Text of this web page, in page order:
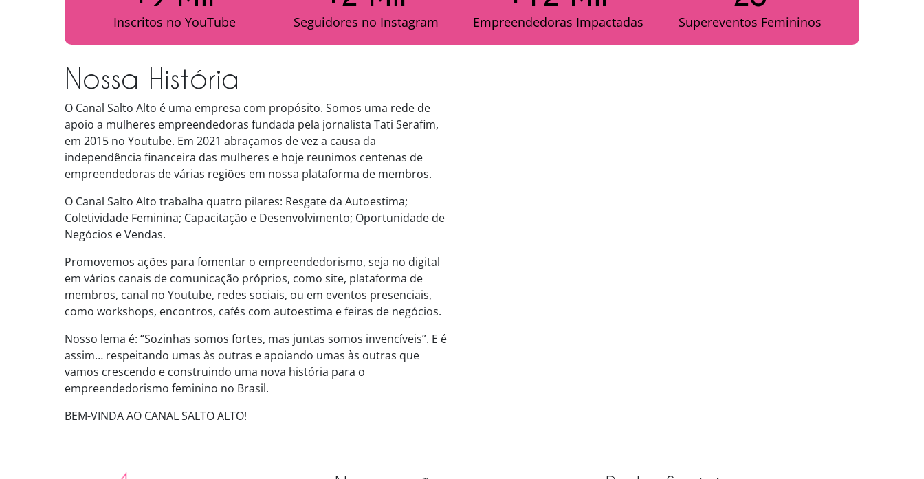
Inscritos no YouTube Seguidores no Instagram Empreendedoras Impactadas Supereventos Femininos
Nossa História
O Canal Salto Alto é uma empresa com propósito. Somos uma rede de
apoio a mulheres empreendedoras fundada pela jornalista Tati Serafim,
em 2015 no Youtube. Em 2021 abraçamos de vez a causa da
independência financeira das mulheres e hoje reunimos centenas de
empreendedoras de várias regiões em nossa plataforma de membros.
O Canal Salto Alto trabalha quatro pilares: Resgate da Autoestima;
Coletividade Feminina; Capacitação e Desenvolvimento; Oportunidade de
Negócios e Vendas.
Promovemos ações para fomentar o empreendedorismo, seja no digital
em vários canais de comunicação próprios, como site, plataforma de
membros, canal no Youtube, redes sociais, ou em eventos presenciais,
como workshops, encontros, cafés com autoestima e feiras de negócios.
Nosso lema é: “Sozinhas somos fortes, mas juntas somos invencíveis”. E é
assim… respeitando umas às outras e apoiando umas às outras que
vamos crescendo e construindo uma nova história para o
empreendedorismo feminino no Brasil.
BEM-VINDA AO CANAL SALTO ALTO!